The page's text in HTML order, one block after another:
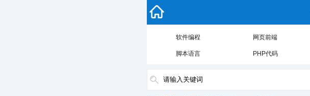
软件编程 网页前端
脚本语言 PHP代码